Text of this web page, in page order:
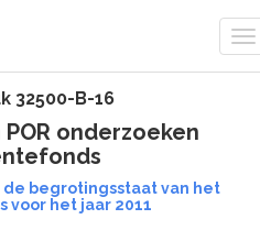
32500-B-16
onderzoeken
begrotingsstaat van het
het jaar 2011